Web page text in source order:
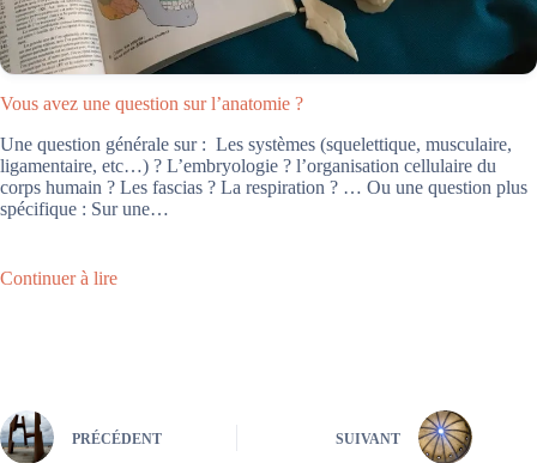
Vous avez une question sur l’anatomie ?
Une question générale sur : Les systèmes (squelettique, musculaire,
ligamentaire, etc…) ? L’embryologie ? l’organisation cellulaire du
corps humain ? Les fascias ? La respiration ? … Ou une question plus
spécifique : Sur une…
Continuer à lire
PRÉCÉDENT SUIVANT